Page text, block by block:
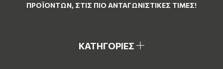
ΠΡΟΪΌΝΤΩΝ, ΣΤΙΣ ΠΙΟ ΑΝΤΑΓΩΝΙΣΤΙΚΈΣ ΤΙΜΈΣ!
ΚΑΤΗΓΟΡΙΕΣ